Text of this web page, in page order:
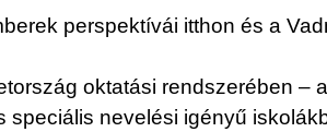
perspektívái itthon és a
oktatási rendszerében –
nevelési igényű